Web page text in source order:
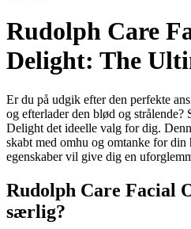
Rudolph Care
Delight: The
Er du på udgik efter den perfekte
og efterlader den blød og
Delight det ideelle valg for dig.
skabt med omhu og omtanke for din
egenskaber vil give dig en
Rudolph Care Facial
særlig?